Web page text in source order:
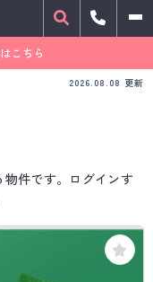
こちら
2026.08.08 更新
件です。ログインす